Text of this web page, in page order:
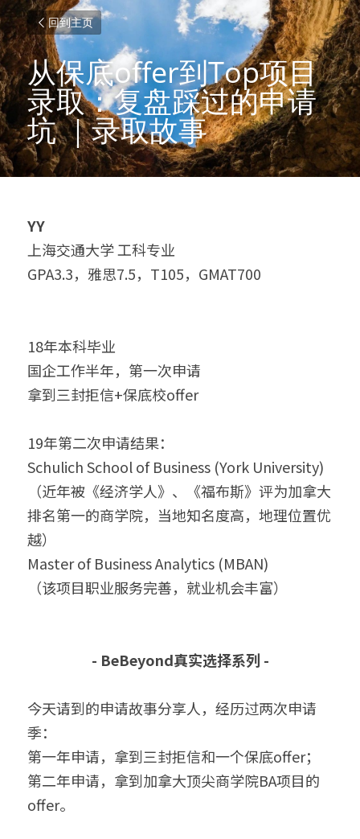
回到主页
从保底offer到Top项目
录取：复盘踩过的申请
坑 ｜录取故事
YY
上海交通大学 工科专业
GPA3.3，雅思7.5，T105，GMAT700
18年本科毕业
国企工作半年，第一次申请
拿到三封拒信+保底校offer
19年第二次申请结果：
Schulich School of Business (York University)
（近年被《经济学人》、《福布斯》评为加拿大
排名第一的商学院，当地知名度高，地理位置优
越）
Master of Business Analytics (MBAN)
（该项目职业服务完善，就业机会丰富）
- BeBeyond真实选择系列 -
今天请到的申请故事分享人，经历过两次申请
季：
第一年申请，拿到三封拒信和一个保底offer；
第二年申请，拿到加拿大顶尖商学院BA项目的
offer。